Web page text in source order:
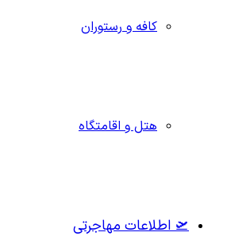
کافه و رستوران
هتل و اقامتگاه
🛫 اطلاعات مهاجرتی